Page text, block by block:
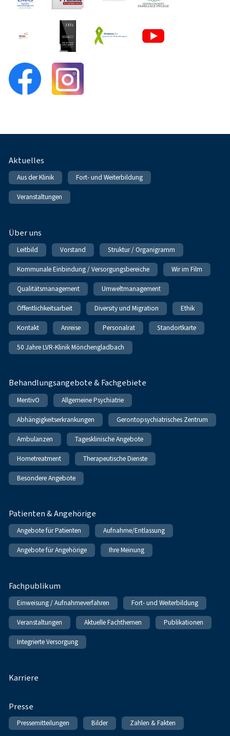
Fußnavigation
Aktuelles
Aus der Klinik Fort- und Weiterbildung
Veranstaltungen
Über uns
Leitbild Vorstand Struktur / Organigramm
Kommunale Einbindung / Versorgungsbereiche Wir im Film
Qualitätsmanagement Umweltmanagement
Öffentlichkeitsarbeit Diversity und Migration Ethik
Kontakt Anreise Personalrat Standortkarte
50 Jahre LVR-Klinik Mönchengladbach
Behandlungsangebote & Fachgebiete
MentivO Allgemeine Psychiatrie
Abhängigkeitserkrankungen Gerontopsychiatrisches Zentrum
Ambulanzen Tagesklinische Angebote
Hometreatment Therapeutische Dienste
Besondere Angebote
Patienten & Angehörige
Angebote für Patienten Aufnahme/Entlassung
Angebote für Angehörige Ihre Meinung
Fachpublikum
Einweisung / Aufnahmeverfahren Fort- und Weiterbildung
Veranstaltungen Aktuelle Fachthemen Publikationen
Integrierte Versorgung
Karriere
Presse
Pressemitteilungen Bilder Zahlen & Fakten